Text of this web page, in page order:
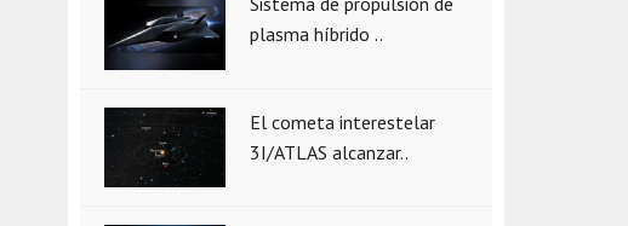
plasma híbrido ..
El cometa interestelar
3I/ATLAS alcanzar..